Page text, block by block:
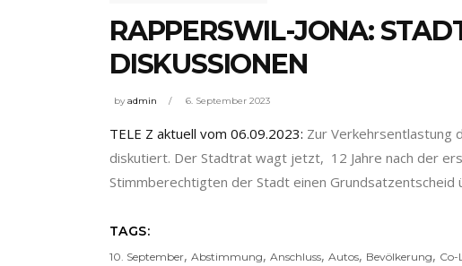
RAPPERSWIL-JONA:
DISKUSSIONEN
byadmin 6. September 2023
TELE Z aktuell vom 06.09.2023: Zur Verkehrsentlastung
diskutiert. Der Stadtrat wagt jetzt, 12 Jahre nach der
Stimmberechtigten der Stadt einen
TAGS:
10. September, Abstimmung, Anschluss, Autos, Bevölkerung, Co-